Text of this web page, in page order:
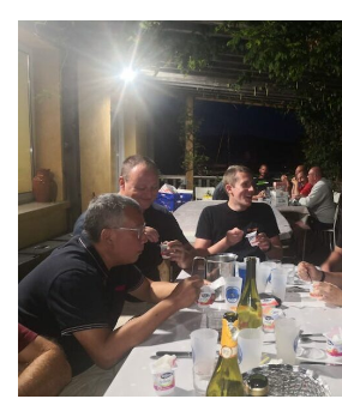
Initiateur
Moniteur Fédéral
Organisation
Responsables
Fosse
Sorties techniques
APNEE
SORTIES
Sorties 2026